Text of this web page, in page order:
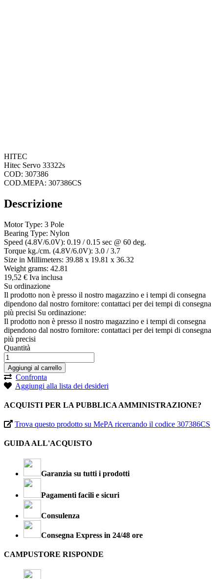
HITEC
Hitec Servo 33322s
COD: 307386
COD.MEPA: 307386CS
Descrizione
Motor Type: 3 Pole
Bearing Type: Nylon
Speed (4.8V/6.0V): 0.19 / 0.15 sec @ 60 deg.
Torque kg./cm. (4.8V/6.0V): 3.0 / 3.7
Size in Millimeters: 39.88 x 19.81 x 36.32
Weight grams: 42.81
19,52 € Iva inclusa
Su ordinazione
Il prodotto non è presso il nostro magazzino e i tempi di consegna
dipendono dal nostro fornitore: contattaci per dei tempi di consegna
più precisi Su ordinazione:
Il prodotto non è presso il nostro magazzino e i tempi di consegna
dipendono dal nostro fornitore: contattaci per dei tempi di consegna
più precisi
Quantità
Aggiungi al carrello
Confronta
Aggiungi alla lista dei desideri
ACQUISTI PER LA PUBBLICA AMMINISTRAZIONE?
Trova questo prodotto su MePA ricercando il codice 307386CS
GUIDA ALL'ACQUISTO
Garanzia su tutti i prodotti
Pagamenti facili e sicuri
Consulenza
Consegna Express in 24/48 ore
CAMPUSTORE RISPONDE